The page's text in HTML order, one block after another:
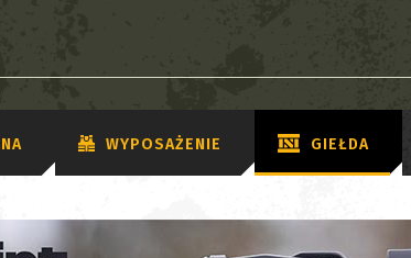
WYPOSAŻENIE GIEŁDA